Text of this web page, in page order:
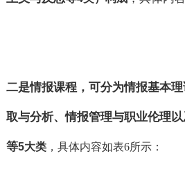
二是情报课程，可分为情报基本
取与分析、情报管理与职业伦理
等5大类，具体内容如表6所示：